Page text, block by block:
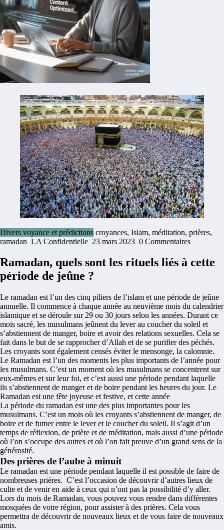
Divers voyance et prédictions croyances, Islam, méditation, prières,
ramadan LA Confidentielle 23 mars 2023 0 Commentaires
Ramadan, quels sont les rituels liés à cette
période de jeûne ?
Le ramadan est l’un des cinq piliers de l’islam et une période de jeûne
annuelle. Il commence à chaque année au neuvième mois du calendrier
islamique et se déroule sur 29 ou 30 jours selon les années. Durant ce
mois sacré, les musulmans jeûnent du lever au coucher du soleil et
s’abstiennent de manger, boire et avoir des relations sexuelles. Cela se
fait dans le but de se rapprocher d’Allah et de se purifier des péchés.
Les croyants sont également censés éviter le mensonge, la calomnie.
Le Ramadan est l’un des moments les plus importants de l’année pour
les musulmans. C’est un moment où les musulmans se concentrent sur
eux-mêmes et sur leur foi, et c’est aussi une période pendant laquelle
ils s’abstiennent de manger et de boire pendant les heures du jour. Le
Ramadan est une fête joyeuse et festive, et cette année
La période du ramadan est une des plus importantes pour les
musulmans. C’est un mois où les croyants s’abstiennent de manger, de
boire et de fumer entre le lever et le coucher du soleil. Il s’agit d’un
temps de réflexion, de prière et de méditation, mais aussi d’une période
où l’on s’occupe des autres et où l’on fait preuve d’un grand sens de la
générosité.
Des prières de l’aube à minuit
Le ramadan est une période pendant laquelle il est possible de faire de
nombreuses prières. C’est l’occasion de découvrir d’autres lieux de
culte et de venir en aide à ceux qui n’ont pas la possibilité d’y aller.
Lors du mois de Ramadan, vous pouvez vous rendre dans différentes
mosquées de votre région, pour assister à des prières. Cela vous
permettra de découvrir de nouveaux lieux et de vous faire de nouveaux
amis.